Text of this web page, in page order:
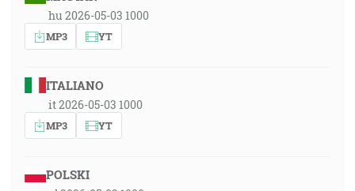
hu 2026-05-03 1000
MP3 YT
ITALIANO
it 2026-05-03 1000
MP3 YT
POLSKI